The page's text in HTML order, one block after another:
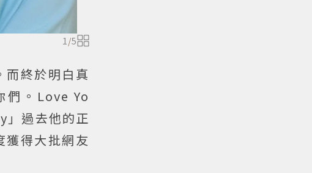
1 /5
而終於明白真
們。Love Yo
過去他的正
獲得大批網友